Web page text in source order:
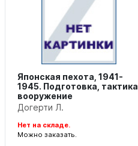
Японская пехота, 1941-
1945. Подготовка, тактика,
вооружение
Догерти Л.
Нет на складе.
Можно заказать.